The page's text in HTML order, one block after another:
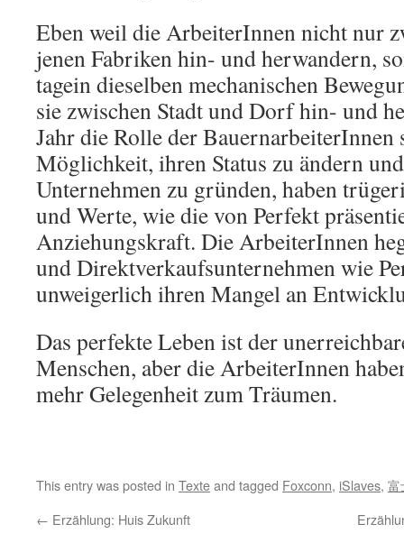
Eben weil die ArbeiterInnen nicht nur
jenen Fabriken hin- und herwandern,
tagein dieselben mechanischen
sie zwischen Stadt und Dorf hin- und
Jahr die Rolle der BauernarbeiterInnen
Möglichkeit, ihren Status zu ändern
Unternehmen zu gründen, haben
und Werte, wie die von Perfekt
Anziehungskraft. Die ArbeiterInnen
und Direktverkaufsunternehmen wie
unweigerlich ihren Mangel an
Das perfekte Leben ist der
Menschen, aber die ArbeiterInnen
mehr Gelegenheit zum Träumen.
This entry was posted in Texteand tagged Foxconn, iSlaves, 富
← Erzählung: Huis Zukunft